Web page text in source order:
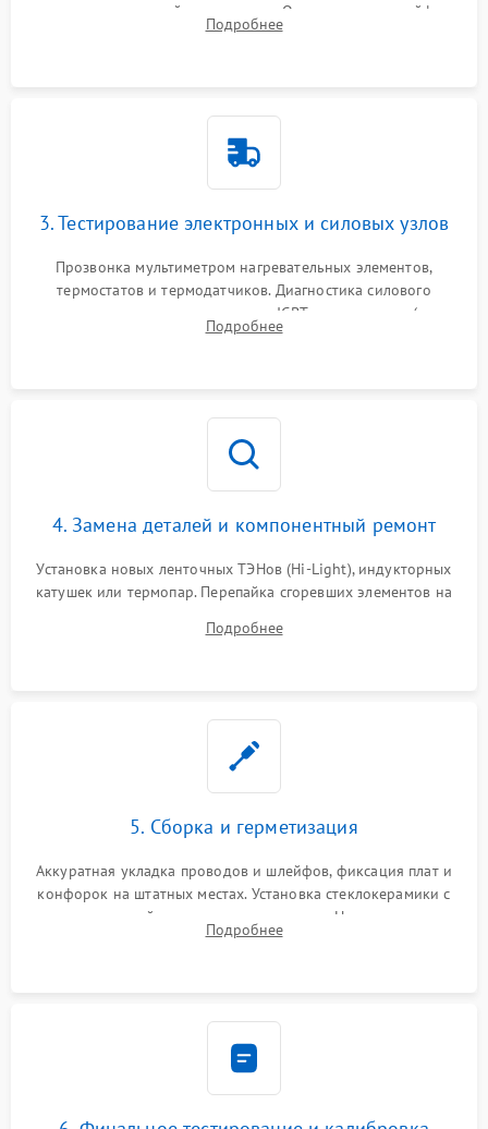
стеклокерамической поверхности. Отсоединение шлейфов
сенсорного блока для доступа к силовым платам, катушкам
Подробнее
3. Тестирование электронных и силовых узлов
Прозвонка мультиметром нагревательных элементов,
термостатов и термодатчиков. Диагностика силового
модуля, реле, диодных мостов и IGBT-транзисторов (для
индукции). Проверка кранов и газ-контроля (для газовых
Подробнее
4. Замена деталей и компонентный ремонт
Установка новых ленточных ТЭНов (Hi-Light), индукторных
катушек или термопар. Перепайка сгоревших элементов на
дорожек. Очистка контактов и замена поврежденной
Подробнее
5. Сборка и герметизация
Аккуратная укладка проводов и шлейфов, фиксация плат и
конфорок на штатных местах. Установка стеклокерамики с
проверкой равномерности зазоров. Нанесение
термостойкого герметика или укладка уплотнительной
Подробнее